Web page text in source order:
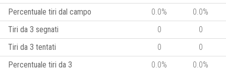
Percentuale tiri dal campo
0.0%
0.0%
Tiri da 3 segnati
0
0
Tiri da 3 tentati
0
0
Percentuale tiri da 3
0.0%
0.0%